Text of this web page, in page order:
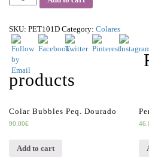
SKU: PET101D Category: Colares
products
Colar Bubbles Peq. Dourado
90.00€
Add to cart